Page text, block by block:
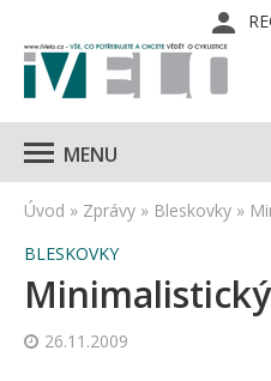
MENU
Úvod » Zprávy » Bleskovky »
BLESKOVKY
26.11.2009